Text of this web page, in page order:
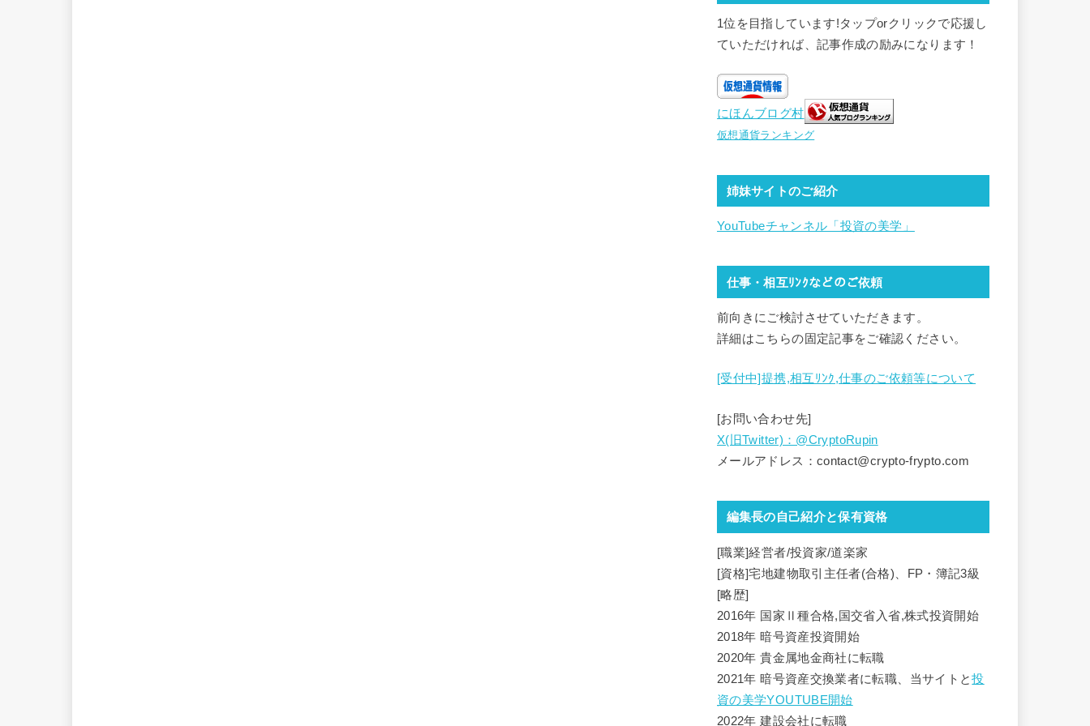
1位を目指しています!タップorクリックで応援し
ていただければ、記事作成の励みになります！
にほんブログ村
仮想通貨ランキング
姉妹サイトのご紹介
YouTubeチャンネル「投資の美学」
仕事・相互ﾘﾝｸなどのご依頼
前向きにご検討させていただきます。
詳細はこちらの固定記事をご確認ください。
[受付中]提携,相互ﾘﾝｸ,仕事のご依頼等について
[お問い合わせ先]
X(旧Twitter)：@CryptoRupin
メールアドレス：contact@crypto-frypto.com
編集長の自己紹介と保有資格
[職業]経営者/投資家/道楽家
[資格]宅地建物取引主任者(合格)、FP・簿記3級
[略歴]
2016年 国家Ⅱ種合格,国交省入省,株式投資開始
2018年 暗号資産投資開始
2020年 貴金属地金商社に転職
2021年 暗号資産交換業者に転職、当サイトと投
資の美学YOUTUBE開始
2022年 建設会社に転職